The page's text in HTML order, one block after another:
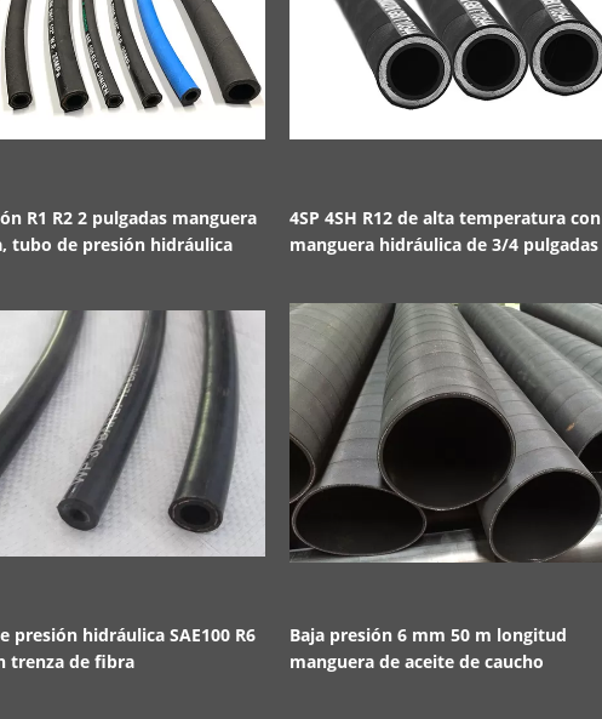
R1 R2 2 pulgadas manguera
tubo de presión hidráulica
4SP 4SH R12 de alta temperatura con
manguera hidráulica de 3/4 pulgadas
presión hidráulica SAE100 R6
trenza de fibra
Baja presión 6 mm 50 m longitud
manguera de aceite de caucho